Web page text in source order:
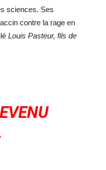
sciences. Ses
contre la rage en
Louis Pasteur, fils de